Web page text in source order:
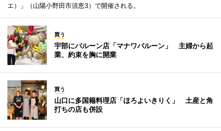
エ）」（山陽小野田市須恵3）で開催される。
買う
宇部にバルーン店「マナワバルーン」 主婦から起
業、約束を胸に開業
買う
山口に多国籍料理店「ほろよいきりく」 土産と角
打ちの店も併設